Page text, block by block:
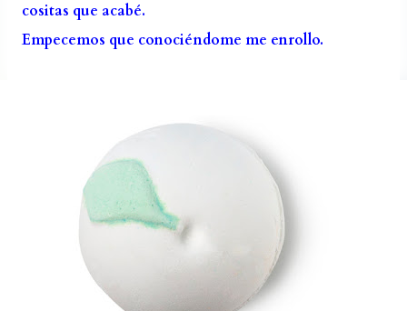
cositas que acabé.
Empecemos que conociéndome me enrollo.